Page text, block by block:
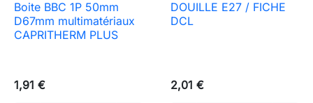
Boite BBC 1P 50mm
D67mm multimatériaux
CAPRITHERM PLUS
1,91 €
DOUILLE E27 / FICHE
DCL
2,01 €